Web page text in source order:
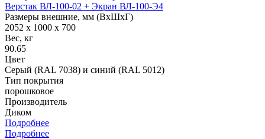
Верстак ВЛ-100-02 + Экран ВЛ-100-Э4
Размеры внешние, мм (ВхШхГ)
2052 x 1000 x 700
Вес, кг
90.65
Цвет
Серый (RAL 7038) и синий (RAL 5012)
Тип покрытия
порошковое
Производитель
Диком
Подробнее
Подробнее